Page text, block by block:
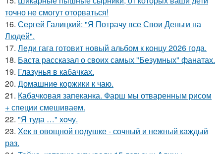
точно не смогут оторваться!
16. Сергей Галицкий: "Я Потрачу все Свои Деньги на
Людей".
17. Леди гага готовит новый альбом к концу 2026 года.
18. Баста рассказал о своих самых "Безумных" фанатах.
19. Глазунья в кабачках.
20. Домашние коржики к чаю.
21. Кабачковая запеканка. Фарш мы отваренным рисом
+ специи смешиваем.
22. "Я туда …" xoчу.
23. Хек в овощной подушке - сочный и нежный каждый
раз.